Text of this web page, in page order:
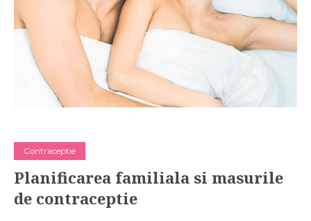
Contraceptie
Planificarea familiala si masurile
de contraceptie